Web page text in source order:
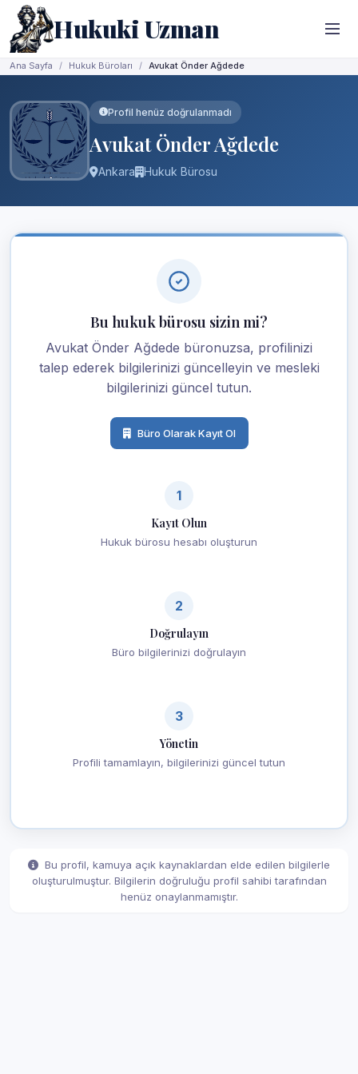
Hukuki Uzman
Ana Sayfa Hukuk Büroları Avukat Önder Ağdede
Profil henüz doğrulanmadı
Avukat Önder Ağdede
Ankara Hukuk Bürosu
Bu hukuk bürosu sizin mi?
Avukat Önder Ağdede büronuzsa, profilinizi
talep ederek bilgilerinizi güncelleyin ve mesleki
bilgilerinizi güncel tutun.
Büro Olarak Kayıt Ol
1
Kayıt Olun
Hukuk bürosu hesabı oluşturun
2
Doğrulayın
Büro bilgilerinizi doğrulayın
3
Yönetin
Profili tamamlayın, bilgilerinizi güncel tutun
Bu profil, kamuya açık kaynaklardan elde edilen bilgilerle
oluşturulmuştur. Bilgilerin doğruluğu profil sahibi tarafından
henüz onaylanmamıştır.